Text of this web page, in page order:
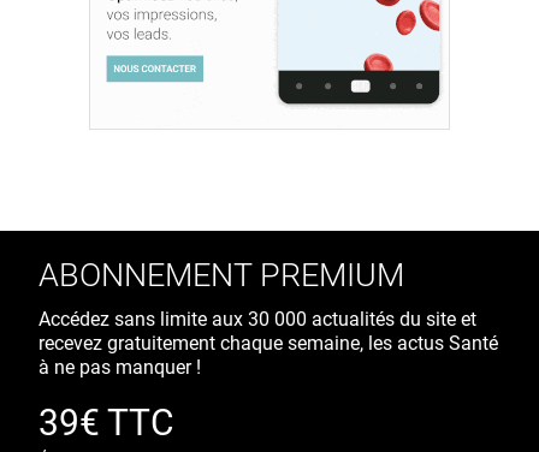
ABONNEMENT PREMIUM
Accédez sans limite aux 30 000 actualités du site et
recevez gratuitement chaque semaine, les actus Santé
à ne pas manquer !
39€ TTC